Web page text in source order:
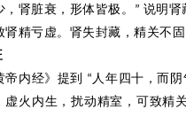
，肾脏衰，形体皆极。 ” 说明肾
肾精亏虚。肾失封藏，精关不固
帝内经》提到 “ 人年四十，而
虚火内生，扰动精室，可致精